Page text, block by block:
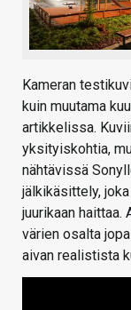
Kameran
kuin muutama
artikkelissa.
yksityiskohtia,
nähtävissä
jälkikäsittely,
juurikaan haittaa.
värien osalta
aivan realistista